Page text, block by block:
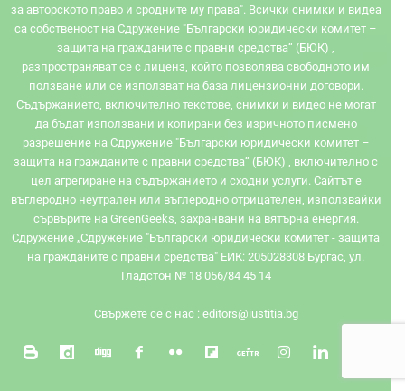
за авторското право и сродните му права". Всички снимки и видеа
са собственост на Сдружение "Български юридически комитет –
защита на гражданите с правни средства“ (БЮК) ,
разпространяват се с лиценз, който позволява свободното им
ползване или се използват на база лицензионни договори.
Съдържанието, включително текстове, снимки и видео не могат
да бъдат използвани и копирани без изричното писмено
разрешение на Сдружение "Български юридически комитет –
защита на гражданите с правни средства“ (БЮК) , включително с
цел агрегиране на съдържанието и сходни услуги. Сайтът e
въглеродно неутрален или въглеродно отрицателен, използвайки
сървърите на GreenGeeks, захранвани на вятърна енергия.
Сдружение „Сдружение "Български юридически комитет - защита
на гражданите с правни средства" ЕИК: 205028308 Бургас, ул.
Гладстон № 18 056/84 45 14
Свържете се с нас : editors@iustitia.bg